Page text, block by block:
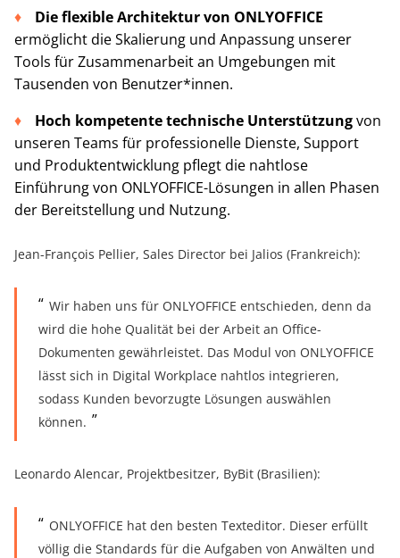
Die flexible Architektur von ONLYOFFICE
ermöglicht die Skalierung und Anpassung unserer
Tools für Zusammenarbeit an Umgebungen mit
Tausenden von Benutzer*innen.
Hoch kompetente technische Unterstützungvon
unseren Teams für professionelle Dienste, Support
und Produktentwicklung pflegt die nahtlose
Einführung von ONLYOFFICE-Lösungen in allen Phasen
der Bereitstellung und Nutzung.
Jean-François Pellier, Sales Director bei Jalios (Frankreich):
Wir haben uns für ONLYOFFICE entschieden, denn da
wird die hohe Qualität bei der Arbeit an Office-
Dokumenten gewährleistet. Das Modul von ONLYOFFICE
lässt sich in Digital Workplace nahtlos integrieren,
sodass Kunden bevorzugte Lösungen auswählen
können.
Leonardo Alencar, Projektbesitzer, ByBit (Brasilien):
ONLYOFFICE hat den besten Texteditor. Dieser erfüllt
völlig die Standards für die Aufgaben von Anwälten und